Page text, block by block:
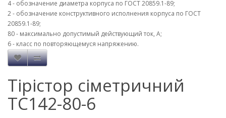
4 - обозначение диаметра корпуса по ГОСТ 20859.1-89;
2 - обозначение конструктивного исполнения корпуса по ГОСТ
20859.1-89;
80 - максимально допустимый действующий ток, А;
6 - класс по повторяющемуся напряжению.
Тірістор сіметричний
ТС142-80-6